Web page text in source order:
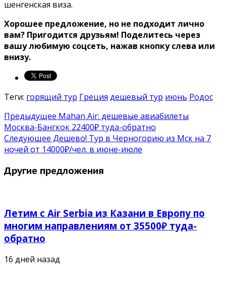
шенгенская виза.
Хорошее предложение, но не подходит лично
вам? Пригодится друзьям! Поделитесь через
вашу любимую соцсеть, нажав кнопку слева или
внизу.
Теги: горящий тур Греция дешевый тур июнь Родос
Предыдущее Mahan Air: дешевые авиабилеты
Москва-Бангкок 22400₽ туда-обратно
Следующее Дешево! Тур в Черногорию из Мск на 7
ночей от 14000₽/чел. в июне-июле
Другие предложения
Летим с Air Serbia из Казани в Европу по
многим направлениям от 35500₽ туда-
обратно
16 дней назад